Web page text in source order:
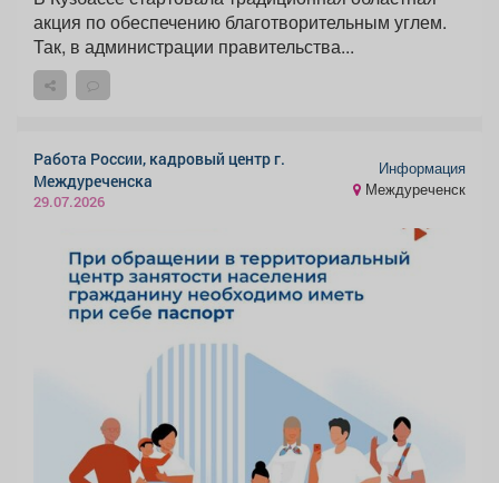
акция по обеспечению благотворительным углем.
Так, в администрации правительства...
Работа России, кадровый центр г.
Междуреченска
29.07.2026
Информация
Междуреченск